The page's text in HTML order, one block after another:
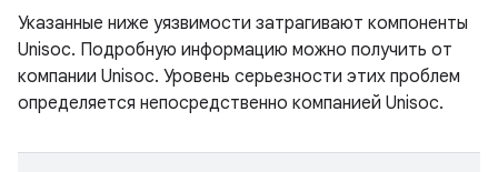
Указанные ниже уязвимости затрагивают компоненты
Unisoc. Подробную информацию можно получить от
компании Unisoc. Уровень серьезности этих проблем
определяется непосредственно компанией Unisoc.